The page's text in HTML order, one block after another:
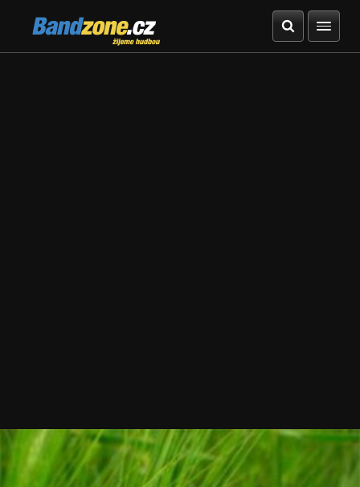
Bandzone.cz
žijeme hudbou